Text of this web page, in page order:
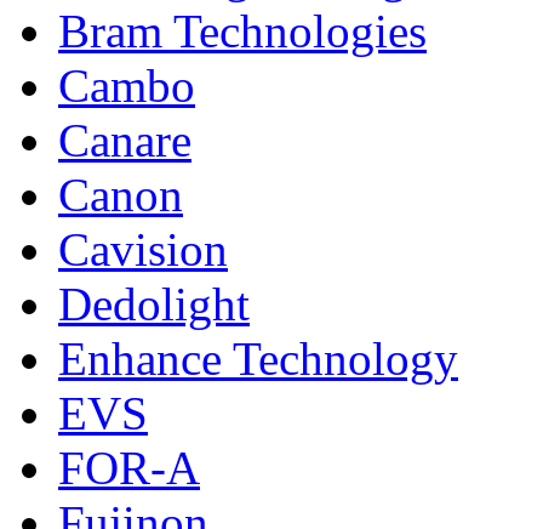
Bram Technologies
Cambo
Canare
Canon
Cavision
Dedolight
Enhance Technology
EVS
FOR-A